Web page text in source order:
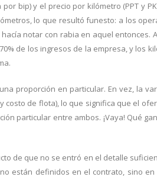
bip) y el precio por kilómetro (PPT y
lo que resultó funesto: a los
notar con rabia en aquel entonces.
de los ingresos de la empresa, y los
proporción en particular. En vez, la
costo de flota), lo que significa que el
particular entre ambos. ¡Vaya! Qué
de que no se entró en el detalle
están definidos en el contrato, sino en